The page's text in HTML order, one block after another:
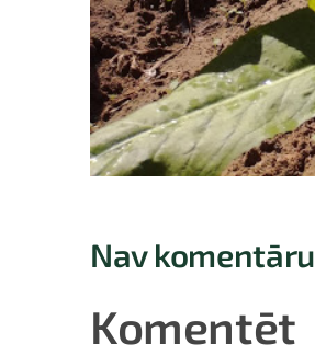
Nav komentāru
Komentēt